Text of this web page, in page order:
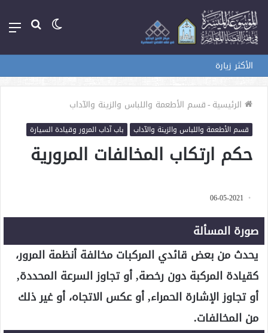
بحث الوضع
الأكثر زيارة
الرئيسية-قسم الأطعمة واللباس والزينة والآداب
قسم الأطعمة واللباس والزينة والآداب باب آداب المرور وقيادة السيارة
حكم ارتكاب المخالفات المرورية
06-05-2021
صورة المسألة
يحدث من بعض قائدي المركبات مخالفة أنظمة المرور،
كقيادة المركبة دون رخصة, أو تجاوز السرعة المحددة,
أو تجاوز الإشارة الحمراء, أو عكس الاتجاه، أو غير ذلك
من المخالفات.